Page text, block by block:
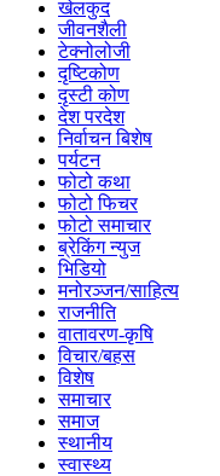
खेलकुद
जीवनशैली
टेक्नोलोजी
दृष्टिकोण
दृस्टी कोण
देश परदेश
निर्वाचन बिशेष
पर्यटन
फोटो कथा
फोटो फिचर
फोटो समाचार
ब्रेकिंग न्युज
भिडियो
मनोरञ्जन/साहित्य
राजनीति
वातावरण-कृषि
विचार/बहस
विशेष
समाचार
समाज
स्थानीय
स्वास्थ्य